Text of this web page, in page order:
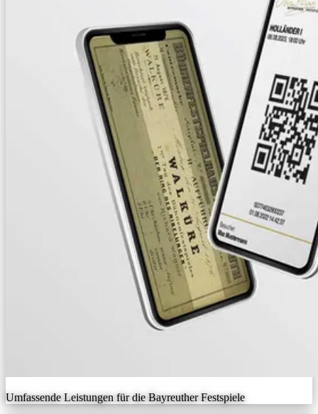
Umfassende Leistungen für die Bayreuther Festspiele